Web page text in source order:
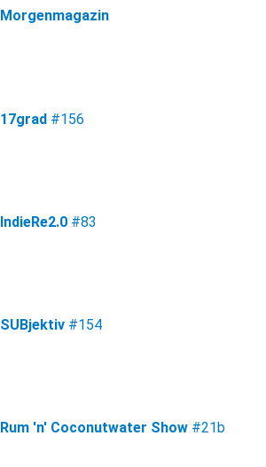
Morgenmagazin
17grad #156
IndieRe2.0 #83
SUBjektiv #154
Rum 'n' Coconutwater Show #21b